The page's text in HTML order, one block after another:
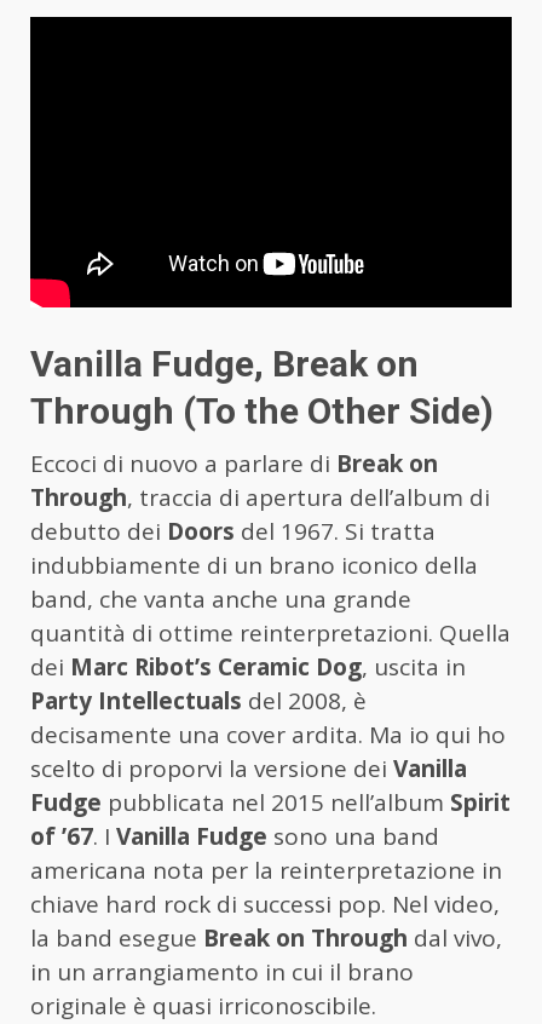
Vanilla Fudge, Break on
Through (To the Other Side)
Eccoci di nuovo a parlare di Break on
Through, traccia di apertura dell’album di
debutto dei Doors del 1967. Si tratta
indubbiamente di un brano iconico della
band, che vanta anche una grande
quantità di ottime reinterpretazioni. Quella
dei Marc Ribot’s Ceramic Dog, uscita in
Party Intellectuals del 2008, è
decisamente una cover ardita. Ma io qui ho
scelto di proporvi la versione dei Vanilla
Fudge pubblicata nel 2015 nell’album Spirit
of ’67. I Vanilla Fudge sono una band
americana nota per la reinterpretazione in
chiave hard rock di successi pop. Nel video,
la band esegue Break on Through dal vivo,
in un arrangiamento in cui il brano
originale è quasi irriconoscibile.